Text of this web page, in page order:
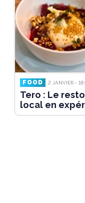
FOOD 2 JANVIER -
Tero : Le
local en